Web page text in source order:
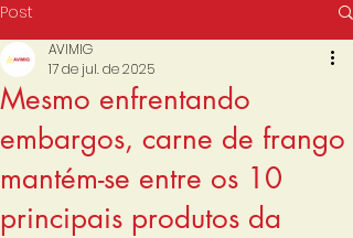
Post
Mesmo enfrentando
embargos, carne de frango
mantém-se entre os 10
principais produtos da
AVIMIG
17 de jul. de 2025